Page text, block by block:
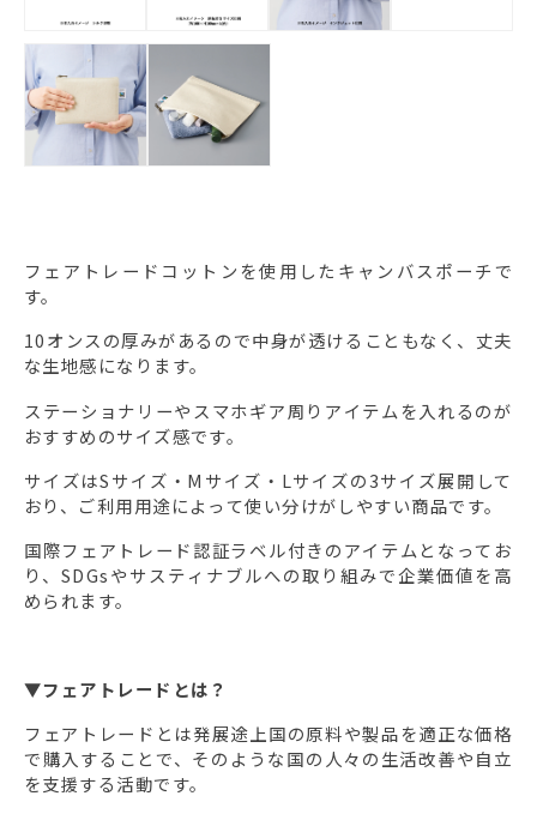
フェアトレードコットンを使用したキャンバスポーチで
す。
10オンスの厚みがあるので中身が透けることもなく、丈夫
な生地感になります。
ステーショナリーやスマホギア周りアイテムを入れるのが
おすすめのサイズ感です。
サイズはSサイズ・Mサイズ・Lサイズの3サイズ展開して
おり、ご利用用途によって使い分けがしやすい商品です。
国際フェアトレード認証ラベル付きのアイテムとなってお
り、SDGsやサスティナブルへの取り組みで企業価値を高
められます。
▼フェアトレードとは？
フェアトレードとは発展途上国の原料や製品を適正な価格
で購入することで、そのような国の人々の生活改善や自立
を支援する活動です。